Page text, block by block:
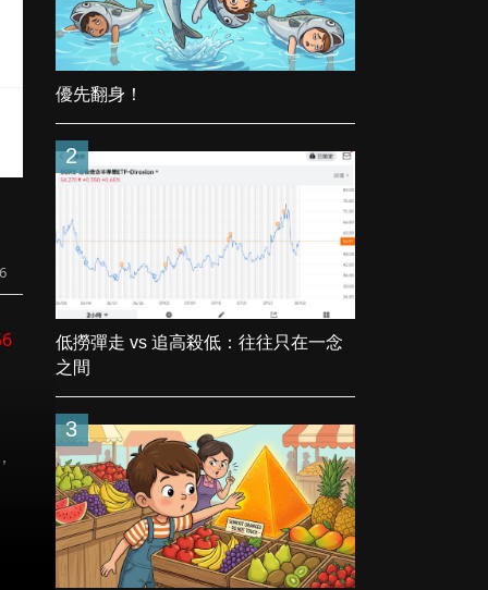
優先翻身！
2
低撈彈走 vs 追高殺低：往往只在一念
之間
3